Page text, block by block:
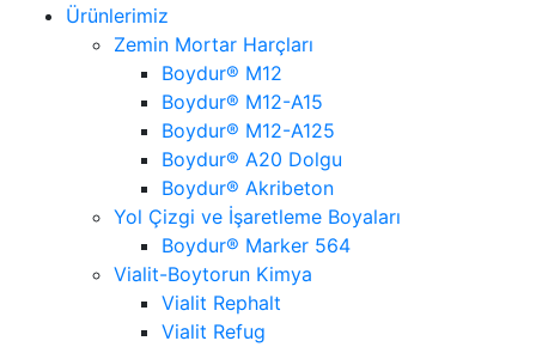
Ürünlerimiz
Zemin Mortar Harçları
Boydur® M12
Boydur® M12-A15
Boydur® M12-A125
Boydur® A20 Dolgu
Boydur® Akribeton
Yol Çizgi ve İşaretleme Boyaları
Boydur® Marker 564
Vialit-Boytorun Kimya
Vialit Rephalt
Vialit Refug